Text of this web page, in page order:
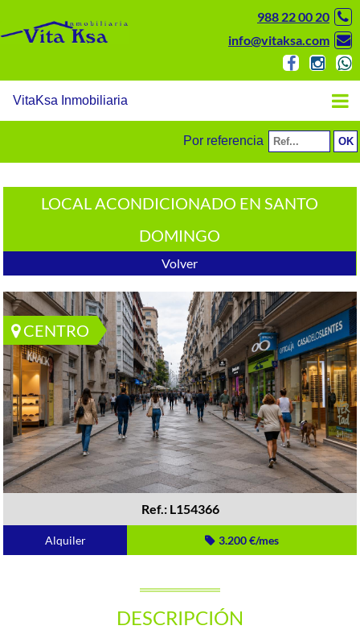
988 22 00 20
info@vitaksa.com
VitaKsa Inmobiliaria
Por referencia
LOCAL ACONDICIONADO EN SANTO
DOMINGO
Volver
CENTRO
Ref.: L154366
Alquiler 3.200 €/mes
DESCRIPCIÓN